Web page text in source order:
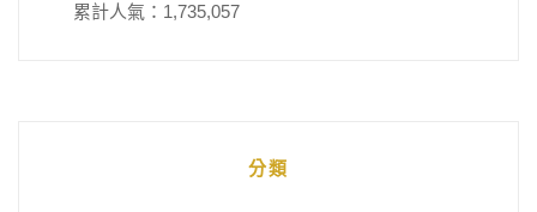
累計人氣： 1,735,057
分類